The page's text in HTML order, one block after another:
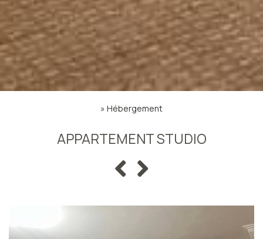
» Hébergement
APPARTEMENT STUDIO